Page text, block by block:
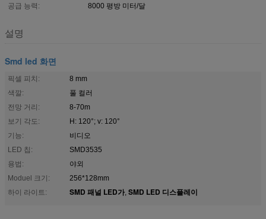
공급 능력:
8000 평방 미터/달
설명
Smd led 화면
픽셀 피치:
8 mm
색깔:
풀 컬러
전망 거리:
8-70m
보기 각도:
H: 120°; v: 120°
기능:
비디오
LED 칩:
SMD3535
용법:
야외
Moduel 크기:
256*128mm
하이 라이트:
SMD 패널 LED가, SMD LED 디스플레이